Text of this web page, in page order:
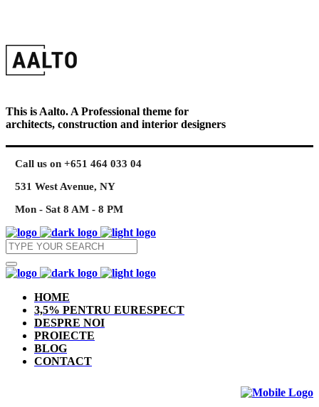
This is Aalto. A Professional theme for
architects, construction and interior designers
Call us on +651 464 033 04
531 West Avenue, NY
Mon - Sat 8 AM - 8 PM
HOME
3,5% PENTRU EURESPECT
DESPRE NOI
PROIECTE
BLOG
CONTACT